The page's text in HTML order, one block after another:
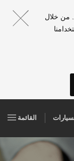
من خلال
القائمة